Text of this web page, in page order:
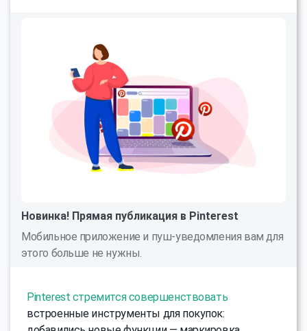
Новинка! Прямая публикация в Pinterest
Мобильное приложение и пуш-уведомления вам для
этого больше не нужны.
Pinterest стремится совершенствовать
встроенные инструменты для покупок: